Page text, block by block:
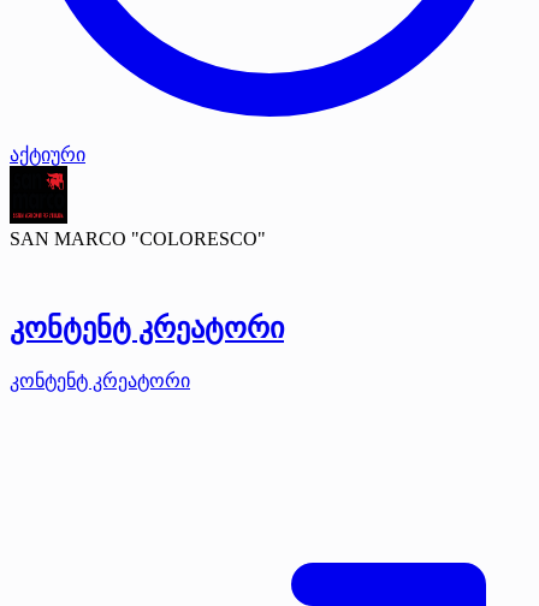
აქტიური
SAN MARCO "COLORESCO"
კონტენტ კრეატორი
კონტენტ კრეატორი